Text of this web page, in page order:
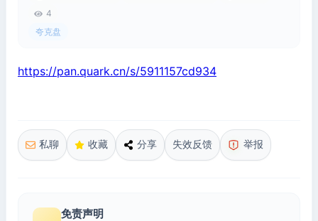
4
夸克盘
https://pan.quark.cn/s/5911157cd934
私聊 收藏 分享 失效反馈 举报
免责声明